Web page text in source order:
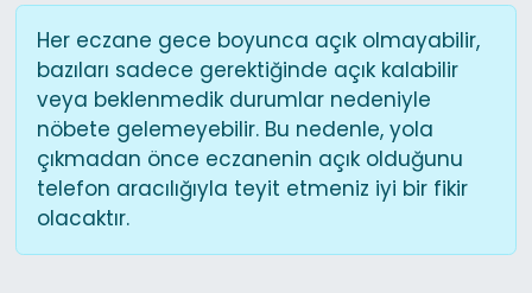
Her eczane gece boyunca açık olmayabilir,
bazıları sadece gerektiğinde açık kalabilir
veya beklenmedik durumlar nedeniyle
nöbete gelemeyebilir. Bu nedenle, yola
çıkmadan önce eczanenin açık olduğunu
telefon aracılığıyla teyit etmeniz iyi bir fikir
olacaktır.